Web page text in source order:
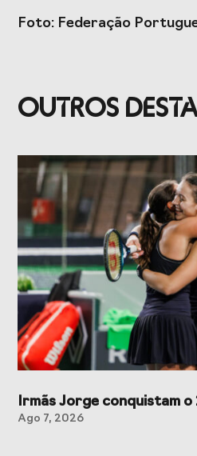
Presidentes de
Federações
Prémios Voz do
Desporto
Congresso
Nacional do
Desporto
Foto: Federação
OUTROS
Irmãs Jorge conquistam
Ago 7, 2026